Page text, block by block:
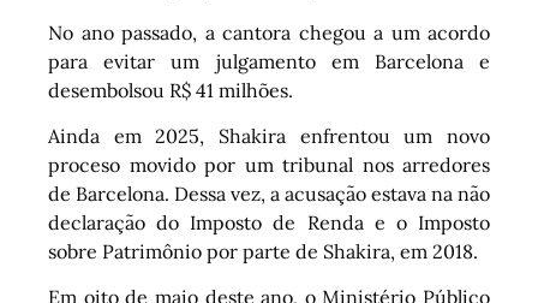
No ano passado, a cantora chegou a um acordo
para evitar um julgamento em Barcelona e
desembolsou R$ 41 milhões.
Ainda em 2025, Shakira enfrentou um novo
proceso movido por um tribunal nos arredores
de Barcelona. Dessa vez, a acusação estava na não
declaração do Imposto de Renda e o Imposto
sobre Patrimônio por parte de Shakira, em 2018.
Em oito de maio deste ano, o Ministério Público